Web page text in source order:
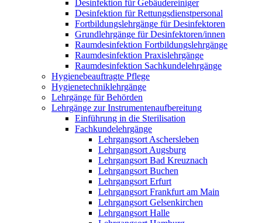
Desinfektion für Gebäudereiniger
Desinfektion für Rettungsdienstpersonal
Fortbildungslehrgänge für Desinfektoren
Grundlehrgänge für Desinfektoren/innen
Raumdesinfektion Fortbildungslehrgänge
Raumdesinfektion Praxislehrgänge
Raumdesinfektion Sachkundelehrgänge
Hygienebeauftragte Pflege
Hygienetechniklehrgänge
Lehrgänge für Behörden
Lehrgänge zur Instrumentenaufbereitung
Einführung in die Sterilisation
Fachkundelehrgänge
Lehrgangsort Aschersleben
Lehrgangsort Augsburg
Lehrgangsort Bad Kreuznach
Lehrgangsort Buchen
Lehrgangsort Erfurt
Lehrgangsort Frankfurt am Main
Lehrgangsort Gelsenkirchen
Lehrgangsort Halle